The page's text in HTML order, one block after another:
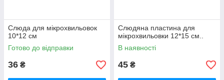
Слюда для мікрохвильовок
10*12 см
Готово до відправки
36 ₴
Слюдяна пластина для
мікрохвильовки 12*15 см..
В наявності
45 ₴